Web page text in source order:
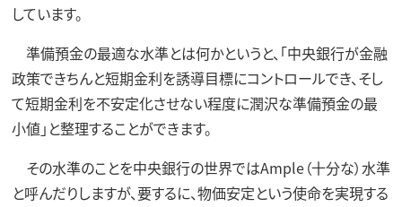
しています。
準備預金の最適な水準とは何かというと、「中央銀行が金融
政策できちんと短期金利を誘導目標にコントロールでき、そし
て短期金利を不安定化させない程度に潤沢な準備預金の最
小値」と整理することができます。
その水準のことを中央銀行の世界ではAmple（十分な）水準
と呼んだりしますが、要するに、物価安定という使命を実現する